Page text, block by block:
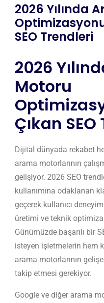
2026 Yılında
SEO Trendleri
2026
Motoru
Çıkan
Dijital dünyada rekabet
arama motorlarının
gelişiyor. 2026 SEO
kullanımına odaklanan
geçerek kullanıcı
üretimi ve teknik
Günümüzde başarılı bir
isteyen işletmelerin hem
arama motorlarının
takip etmesi gerekiyor.
Google ve diğer arama